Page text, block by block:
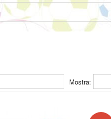
Mostra: